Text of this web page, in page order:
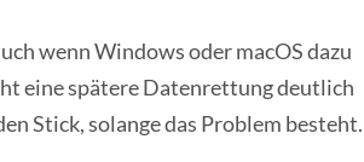
wenn Windows oder macOS dazu
eine spätere Datenrettung deutlich
Stick, solange das Problem besteht.